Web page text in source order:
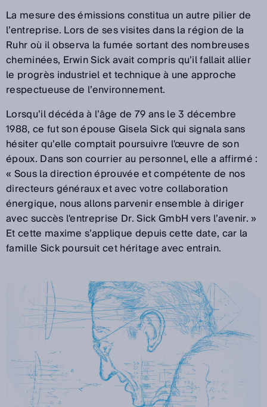
La mesure des émissions constitua un autre pilier de
l’entreprise. Lors de ses visites dans la région de la
Ruhr où il observa la fumée sortant des nombreuses
cheminées, Erwin Sick avait compris qu’il fallait allier
le progrès industriel et technique à une approche
respectueuse de l’environnement.
Lorsqu’il décéda à l’âge de 79 ans le 3 décembre
1988, ce fut son épouse Gisela Sick qui signala sans
hésiter qu’elle comptait poursuivre l'œuvre de son
époux. Dans son courrier au personnel, elle a affirmé :
« Sous la direction éprouvée et compétente de nos
directeurs généraux et avec votre collaboration
énergique, nous allons parvenir ensemble à diriger
avec succès l'entreprise Dr. Sick GmbH vers l’avenir. »
Et cette maxime s’applique depuis cette date, car la
famille Sick poursuit cet héritage avec entrain.